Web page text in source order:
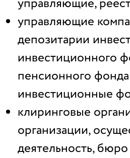
управляющие
депозитарии
инвестиционного
пенсионного
инвестиционные
клиринговые
организации,
деятельность,